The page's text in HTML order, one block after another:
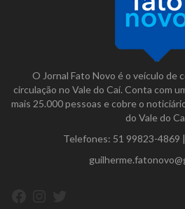
O Jornal Fato Novo é o veículo de
circulação no Vale do Caí. Conta com
mais 25.000 pessoas e cobre o
do Vale do
Telefones: 51 99823-4869 |